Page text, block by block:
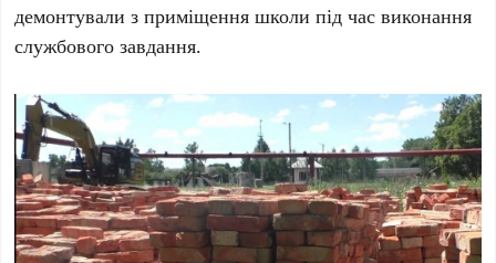
демонтували з приміщення школи під час виконання
службового завдання.